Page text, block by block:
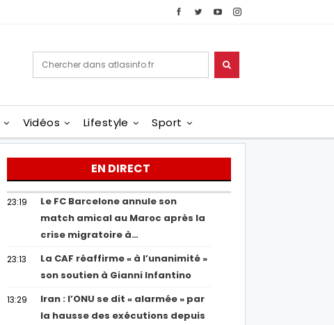
Vidéos Lifestyle Sport
EN DIRECT
23:19
Le FC Barcelone annule son
match amical au Maroc après la
crise migratoire à…
23:13
La CAF réaffirme « à l’unanimité »
son soutien à Gianni Infantino
13:29
Iran : l’ONU se dit « alarmée » par
la hausse des exécutions depuis